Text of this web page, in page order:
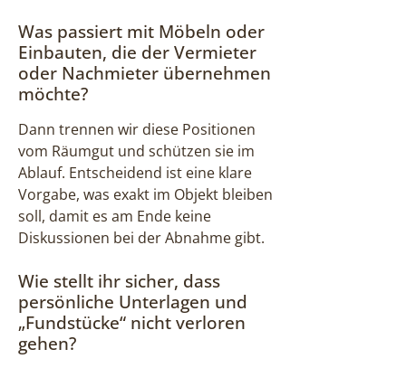
Was passiert mit Möbeln oder
Einbauten, die der Vermieter
oder Nachmieter übernehmen
möchte?
Dann trennen wir diese Positionen
vom Räumgut und schützen sie im
Ablauf. Entscheidend ist eine klare
Vorgabe, was exakt im Objekt bleiben
soll, damit es am Ende keine
Diskussionen bei der Abnahme gibt.
Wie stellt ihr sicher, dass
persönliche Unterlagen und
„Fundstücke“ nicht verloren
gehen?